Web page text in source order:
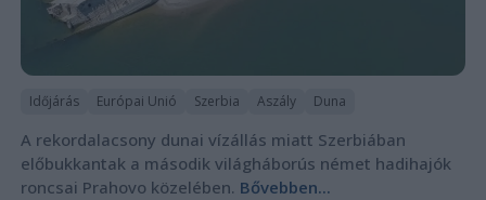
Időjárás Európai Unió Szerbia Aszály Duna
A rekordalacsony dunai vízállás miatt Szerbiában
előbukkantak a második világháborús német hadihajók
roncsai Prahovo közelében. Bővebben...